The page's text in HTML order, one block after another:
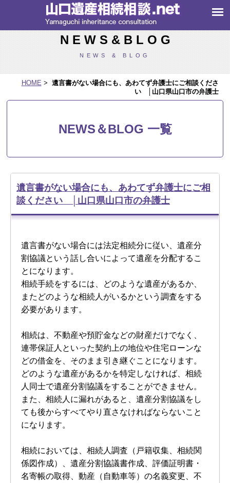
お知らせ | 山口県の生前贈与・遺言・遺産相続に関するご相談は、弁護士法人牛
見総合法律事務所
N E W S & B L O G
NEWS & BLOG
HOME > 遺言書がない場合にも、あわてず弁護士にご相談くださ
い │山口県山口市の弁護士
NEWS＆BLOG 一覧
遺言書がない場合にも、あわてず弁護士にご相
談ください │山口県山口市の弁護士
遺言書がない場合には法定相続分に従い、遺産分
割協議という話し合いによって遺産を分配するこ
とになります。
相続手続をするには、どのような遺産があるか、
またどのような相続人がいるかという調査をする
必要があります。
相続は、不動産や預貯金などの財産だけでなく、
連帯保証人といった契約上の地位や住宅ローンな
どの借金を、そのまま引き継ぐことになります。
どのような遺産があるかを特定しなければ、相続
人同士で遺産分割協議をすることができません。
また、相続人に漏れがあると、遺産分割協議をし
ても後からすべてやり直さなければならないこと
になります。
相続においては、相続人調査（戸籍収集、相続関
係図作成）、遺産分割協議書作成、評価証明書・
名寄帳の取得、動産（自動車等）の名義変更、不